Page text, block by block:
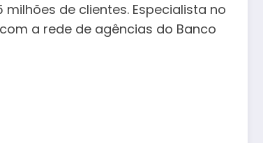
de clientes. Especialista no
a rede de agências do Banco